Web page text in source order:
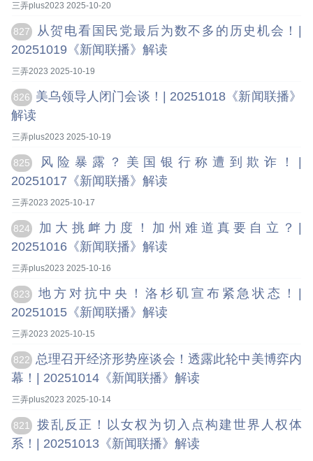
三弄plus2023 2025-10-20
827
从贺电看国民党最后为数不多的历史机会！|
20251019《新闻联播》解读
三弄2023 2025-10-19
826
美乌领导人闭门会谈！| 20251018《新闻联播》
解读
三弄plus2023 2025-10-19
825
风险暴露？美国银行称遭到欺诈！|
20251017《新闻联播》解读
三弄2023 2025-10-17
824
加大挑衅力度！加州难道真要自立？|
20251016《新闻联播》解读
三弄plus2023 2025-10-16
823
地方对抗中央！洛杉矶宣布紧急状态！|
20251015《新闻联播》解读
三弄2023 2025-10-15
822 总理召开经济形势座谈会！透露此轮中美博弈内
幕！| 20251014《新闻联播》解读
三弄plus2023 2025-10-14
821
拨乱反正！以女权为切入点构建世界人权体
系！| 20251013《新闻联播》解读